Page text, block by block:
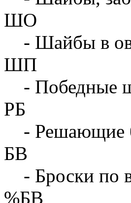
ШО
- Шайбы в
ШП
- Победные
РБ
- Решающие
БВ
- Броски по
%БВ